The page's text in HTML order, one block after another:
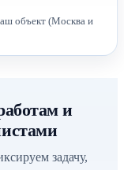
объект (Москва и
и
задачу,